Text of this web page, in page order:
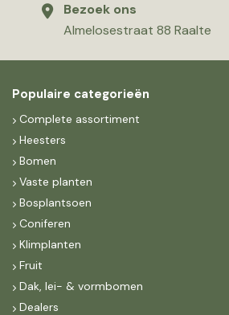
Bezoek ons
Almelosestraat 88 Raalte
Populaire categorieën
Complete assortiment
Heesters
Bomen
Vaste planten
Bosplantsoen
Coniferen
Klimplanten
Fruit
Dak, lei- & vormbomen
Dealers